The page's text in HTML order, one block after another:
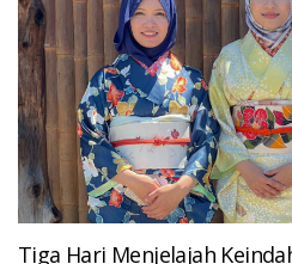
Tiga Hari Menjelajah